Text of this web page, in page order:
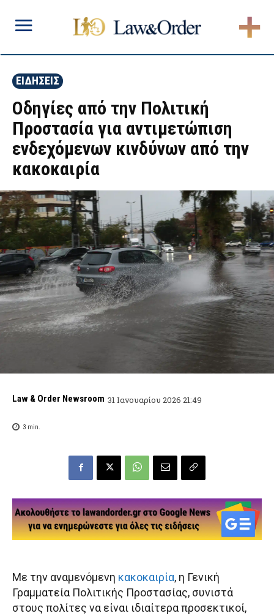
ΕΙΔΗΣΕΙΣ
Οδηγίες από την Πολιτική
Προστασία για αντιμετώπιση
ενδεχόμενων κινδύνων από την
κακοκαιρία
Law & Order Newsroom 31 Ιανουαρίου 2026 21:49
3 min.
Με την αναμενόμενη κακοκαιρία, η Γενική
Γραμματεία Πολιτικής Προστασίας, συνιστά
στους πολίτες να είναι ιδιαίτερα προσεκτικοί,